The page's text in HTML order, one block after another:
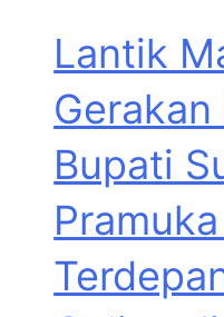
Lantik
Gerakan
Bupati